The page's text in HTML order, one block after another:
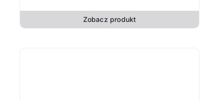
Zobacz produkt